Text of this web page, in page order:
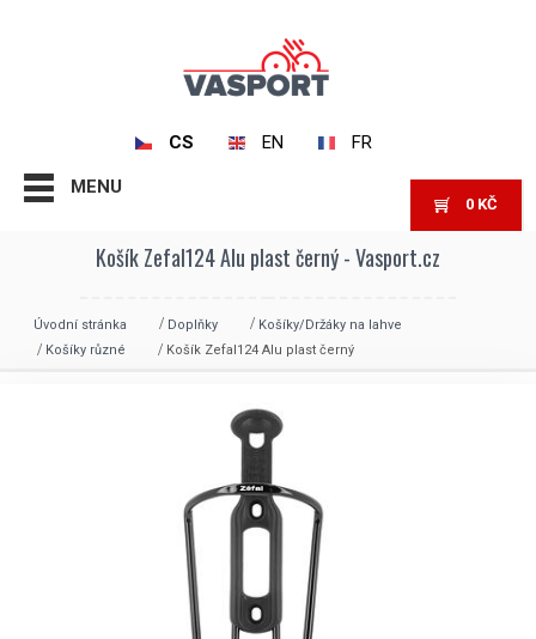
CS EN FR
MENU
0 KČ
Košík Zefal124 Alu plast černý - Vasport.cz
Úvodní stránka Doplňky
Košíky/Držáky na lahve
Košíky různé
Košík Zefal124 Alu plast černý